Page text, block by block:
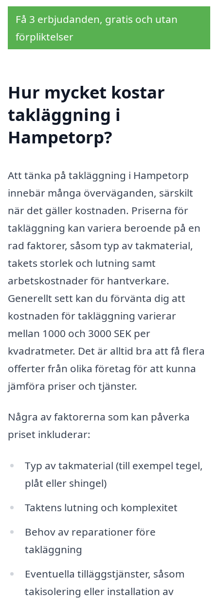
Få 3 erbjudanden, gratis och utan
förpliktelser
Hur mycket kostar
takläggning i
Hampetorp?
Att tänka på takläggning i Hampetorp
innebär många överväganden, särskilt
när det gäller kostnaden. Priserna för
takläggning kan variera beroende på en
rad faktorer, såsom typ av takmaterial,
takets storlek och lutning samt
arbetskostnader för hantverkare.
Generellt sett kan du förvänta dig att
kostnaden för takläggning varierar
mellan 1000 och 3000 SEK per
kvadratmeter. Det är alltid bra att få flera
offerter från olika företag för att kunna
jämföra priser och tjänster.
Några av faktorerna som kan påverka
priset inkluderar:
Typ av takmaterial (till exempel tegel,
plåt eller shingel)
Taktens lutning och komplexitet
Behov av reparationer före
takläggning
Eventuella tilläggstjänster, såsom
takisolering eller installation av